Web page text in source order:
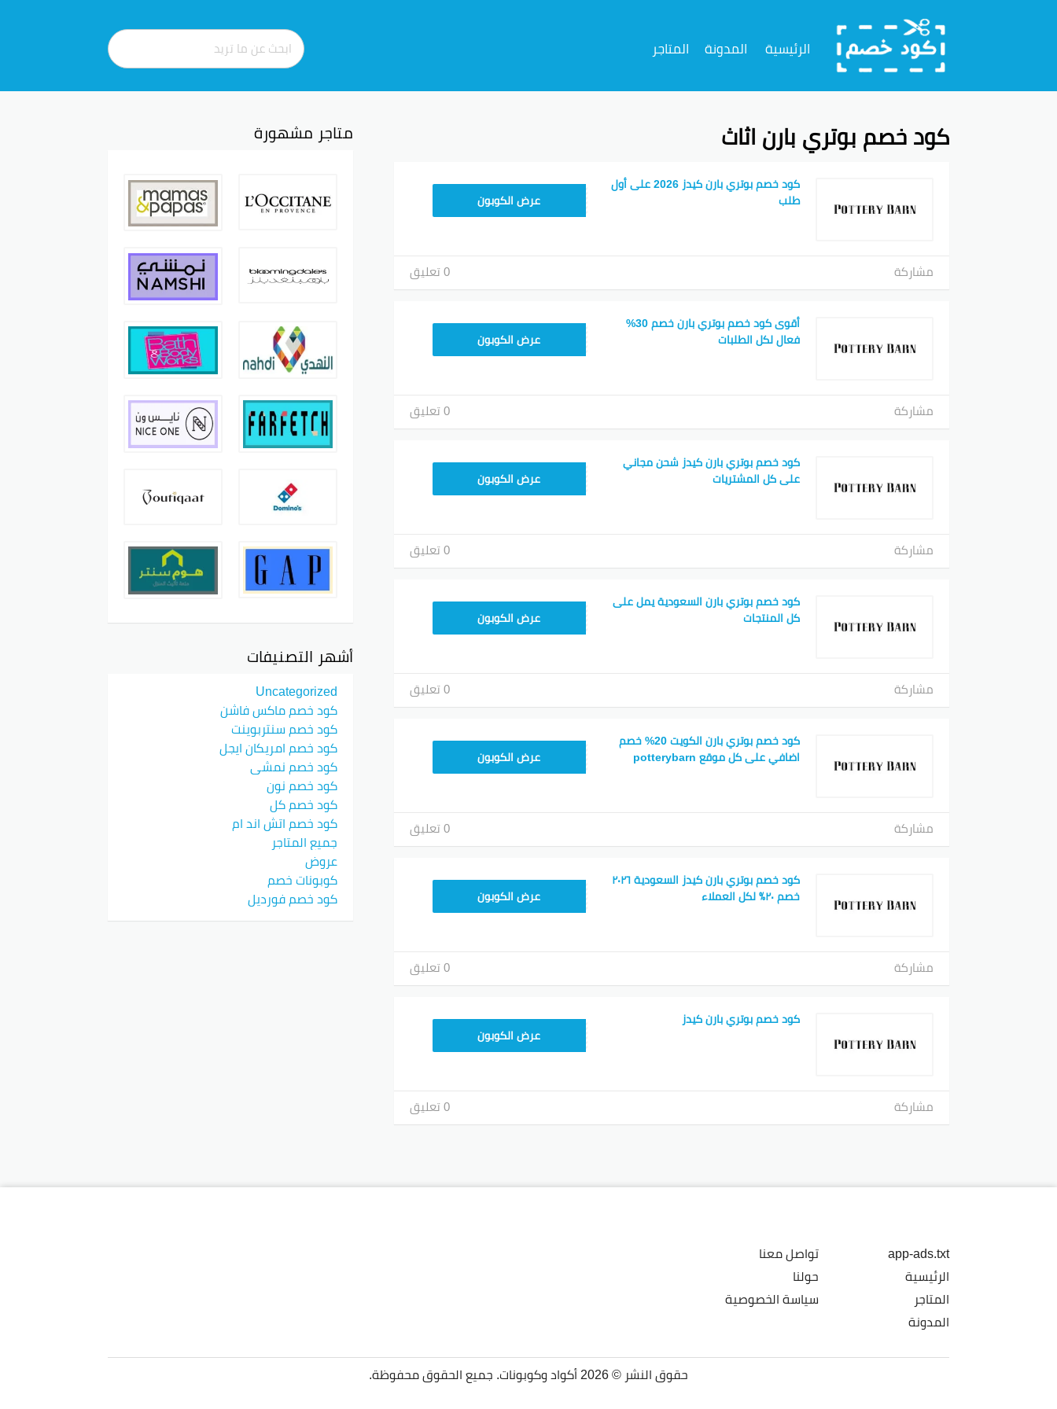
إلى
المحتوى
الرئيسية المدونة المتاجر
كود خصم بوتري بارن اثاث
كود خصم بوتري بارن كيدز 2026 على أول
طلب
عرض الكوبون
مشاركة 0 تعليق
أقوى كود خصم بوتري بارن خصم 30%
فعال لكل الطلبات
عرض الكوبون
مشاركة 0 تعليق
كود خصم بوتري بارن كيدز شحن مجاني
على كل المشتريات
عرض الكوبون
مشاركة 0 تعليق
كود خصم بوتري بارن السعودية يمل على
كل المنتجات
عرض الكوبون
مشاركة 0 تعليق
كود خصم بوتري بارن الكويت 20% خصم
اضافي على كل موقع potterybarn
عرض الكوبون
مشاركة 0 تعليق
كود خصم بوتري بارن كيدز السعودية ٢٠٢٦
خصم ٢٠٪ لكل العملاء
عرض الكوبون
مشاركة 0 تعليق
كود خصم بوتري بارن كيدز
عرض الكوبون
مشاركة 0 تعليق
متاجر مشهورة
أشهر التصنيفات
Uncategorized
كود خصم ماكس فاشن
كود خصم سنتربوينت
كود خصم امريكان ايجل
كود خصم نمشي
كود خصم نون
كود خصم كل
كود خصم اتش اند ام
جميع المتاجر
عروض
كوبونات خصم
كود خصم فورديل
app-ads.txt
الرئيسية
المتاجر
المدونة
تواصل معنا
حولنا
سياسة الخصوصية
حقوق النشر © 2026 أكواد وكوبونات. جميع الحقوق محفوظة.